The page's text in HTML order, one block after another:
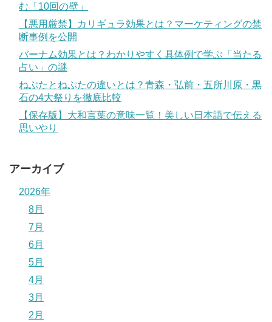
む「10回の壁」
【悪用厳禁】カリギュラ効果とは？マーケティングの禁
断事例を公開
バーナム効果とは？わかりやすく具体例で学ぶ「当たる
占い」の謎
ねぶたとねぷたの違いとは？青森・弘前・五所川原・黒
石の4大祭りを徹底比較
【保存版】大和言葉の意味一覧！美しい日本語で伝える
思いやり
アーカイブ
2026年
8月
7月
6月
5月
4月
3月
2月